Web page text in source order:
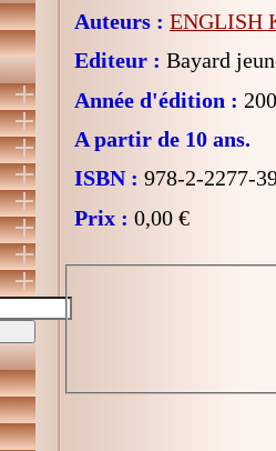
Auteurs : ENGLISH
Editeur : Bayard
Année d'édition :
A partir de 10 ans.
ISBN : 978-2-2277-
Prix : 0,00 €